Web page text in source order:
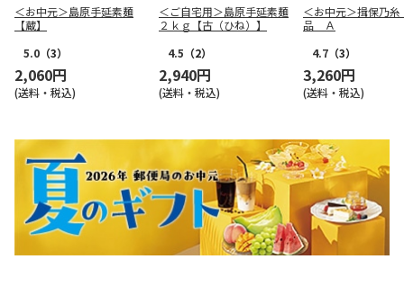
＜お中元＞島原手延素麺
【蔵】
5.0 （3）
2,060円
(送料・税込)
＜ご自宅用＞島原手延素麺
２ｋｇ【古（ひね）】
4.5 （2）
2,940円
(送料・税込)
＜お中元＞揖保乃
品 Ａ
4.7 （3）
3,260円
(送料・税込)